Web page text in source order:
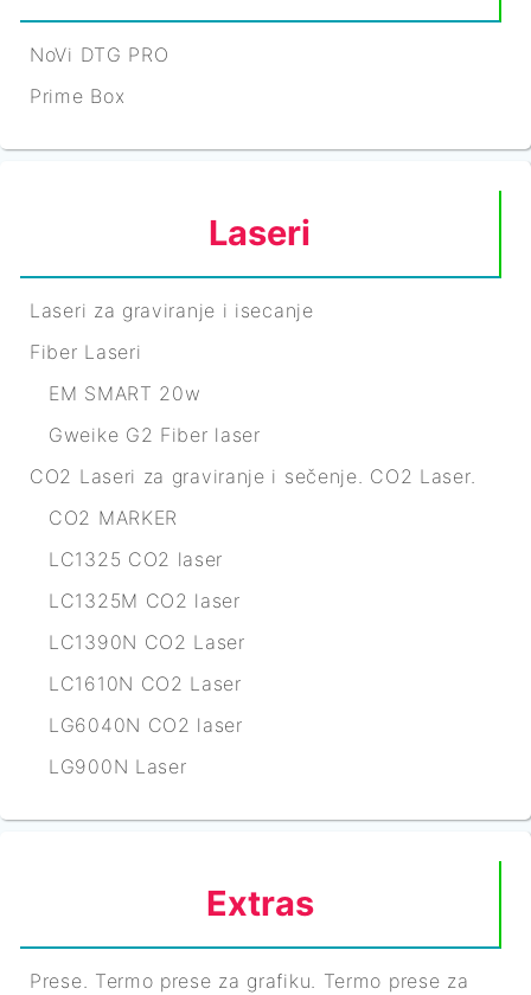
NoVi DTG PRO
Prime Box
Laseri
Laseri za graviranje i isecanje
Fiber Laseri
EM SMART 20w
Gweike G2 Fiber laser
CO2 Laseri za graviranje i sečenje. CO2 Laser.
CO2 MARKER
LC1325 CO2 laser
LC1325M CO2 laser
LC1390N CO2 Laser
LC1610N CO2 Laser
LG6040N CO2 laser
LG900N Laser
Extras
Prese. Termo prese za grafiku. Termo prese za